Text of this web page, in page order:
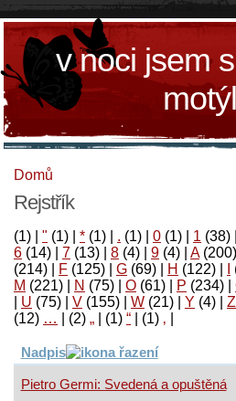
v noci jsem
Domů
Rejstřík
(1) " (1) * (1) . (1) 0 (1) 1 (38)
6 (14) 7 (13) 8 (4) 9 (4) A(200)
(214)
F (125) G (69) H (122)
M (221) N (75) O (61) P (234)
U (75) V (155) W (21) Y (4) Z
‚
(1)
“
(1)
„
(2)
…
(12)
Nadpis
Pietro Germi: Svedená a opuštěná